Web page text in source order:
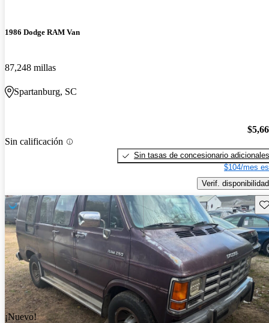
1986 Dodge RAM Van
87,248 millas
Spartanburg, SC
Sin calificación
Sin tasas de concesionario adicionales
$104/mes
Verif. disponibilidad
¡Nuevo!